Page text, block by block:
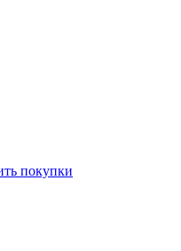
покупки